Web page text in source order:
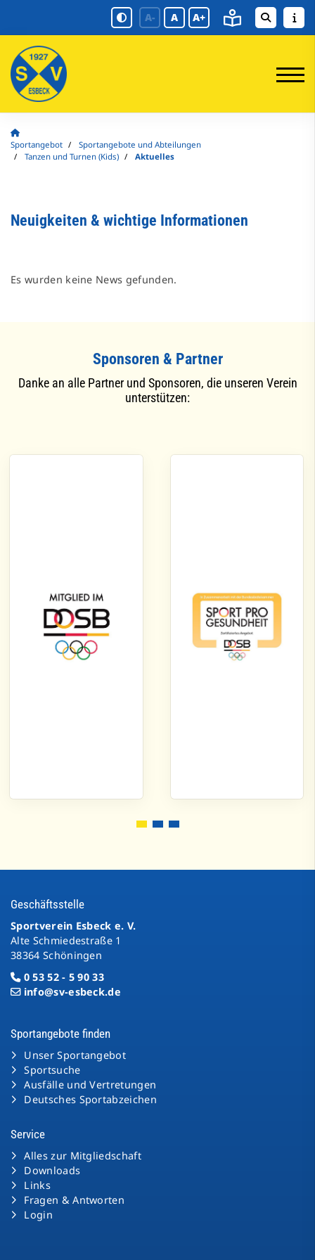
A- A A+
Sportangebot
Sportangebote und Abteilungen
Tanzen und Turnen (Kids)
Aktuelles
Neuigkeiten & wichtige Informationen
Es wurden keine News gefunden.
Sponsoren & Partner
Danke an alle Partner und Sponsoren, die unseren Verein
unterstützen:
Geschäftsstelle
Sportverein Esbeck e. V.
Alte Schmiedestraße 1
38364 Schöningen
0 53 52 - 5 90 33
info@sv-esbeck.de
Sportangebote finden
Unser Sportangebot
Sportsuche
Ausfälle und Vertretungen
Deutsches Sportabzeichen
Service
Alles zur Mitgliedschaft
Downloads
Links
Fragen & Antworten
Login